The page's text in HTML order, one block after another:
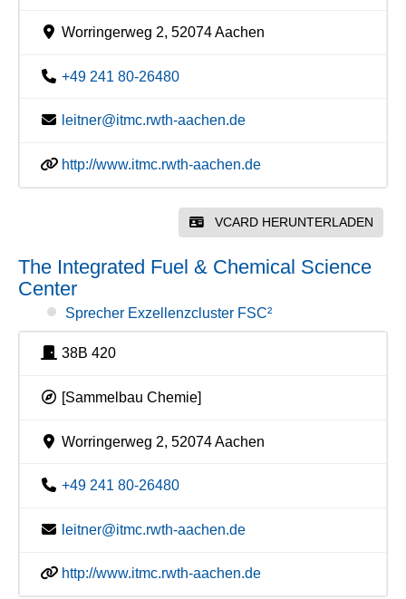
Worringerweg 2, 52074 Aachen
+49 241 80-26480
leitner@itmc.rwth-aachen.de
http://www.itmc.rwth-aachen.de
VCARD HERUNTERLADEN
The Integrated Fuel & Chemical Science
Center
Sprecher Exzellenzcluster FSC²
38B 420
[Sammelbau Chemie]
Worringerweg 2, 52074 Aachen
+49 241 80-26480
leitner@itmc.rwth-aachen.de
http://www.itmc.rwth-aachen.de